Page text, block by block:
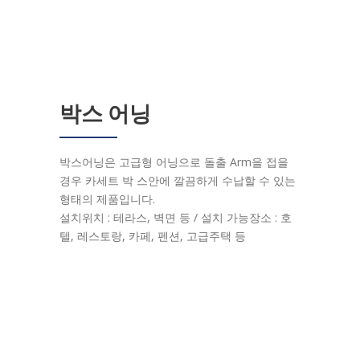
박스 어닝
박스어닝은 고급형 어닝으로 돌출 Arm을 접을
경우 카세트 박 스안에 깔끔하게 수납할 수 있는
형태의 제품입니다.
설치위치 : 테라스, 벽면 등 / 설치 가능장소 : 호
텔, 레스토랑, 카페, 펜션, 고급주택 등